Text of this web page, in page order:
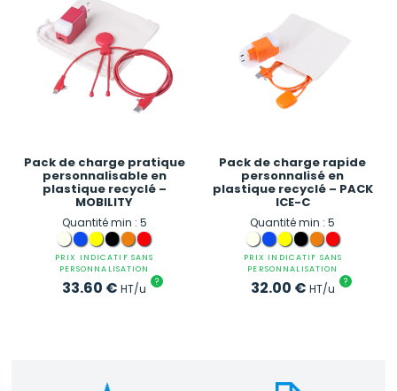
Pack de charge pratique
personnalisable en
plastique recyclé –
MOBILITY
Quantité min : 5
PRIX INDICATIF SANS
PERSONNALISATION
33.60 € HT/u ?
Pack de charge rapide
personnalisé en
plastique recyclé – PACK
ICE-C
Quantité min : 5
PRIX INDICATIF SANS
PERSONNALISATION
32.00 € HT/u ?